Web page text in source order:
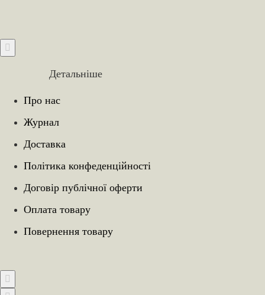
Детальніше
Про нас
Журнал
Доставка
Політика конфеденційності
Договір публічної оферти
Оплата товару
Повернення товару